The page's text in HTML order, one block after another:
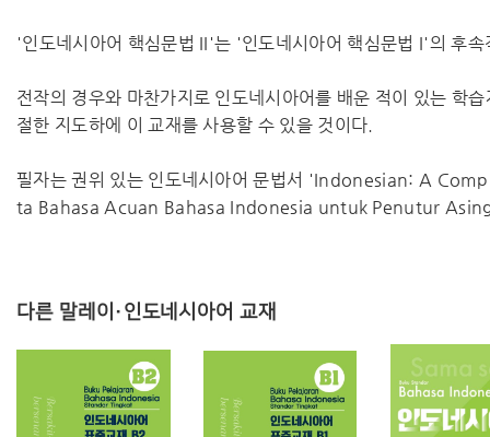
'인도네시아어 핵심문법 II'는 '인도네시아어 핵심문법 I'의 후
전작의 경우와 마찬가지로 인도네시아어를 배운 적이 있는 학
절한 지도하에 이 교재를 사용할 수 있을 것이다.
필자는 권위 있는 인도네시아어 문법서 'Indonesian: A
ta Bahasa Acuan Bahasa Indonesia untuk Penutur Asing'
다른 말레이·인도네시아어 교재